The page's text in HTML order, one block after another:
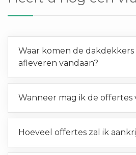
Waar komen de
afleveren vandaan?
Wanneer mag ik de offertes
Hoeveel offertes zal ik